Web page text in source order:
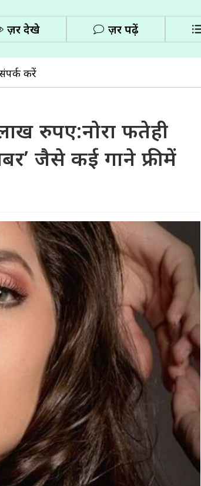
ज़रूर देखे ज़रूर पढ़ें
करें
रुपए:नोरा फतेही
जैसे कई गाने फ्री में